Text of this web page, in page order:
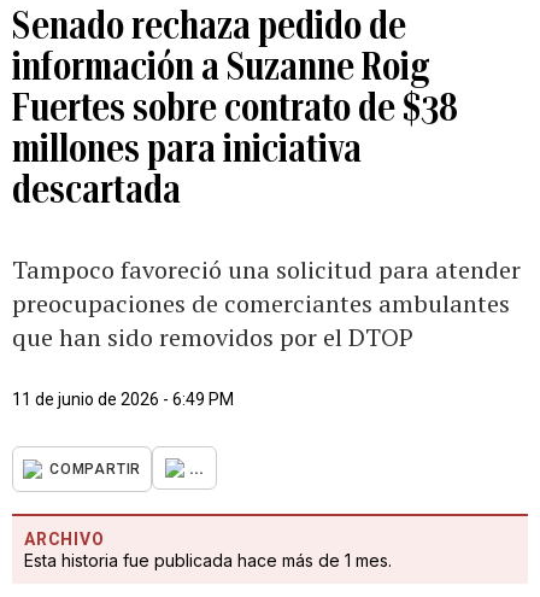
Senado rechaza pedido de
información a Suzanne Roig
Fuertes sobre contrato de $38
millones para iniciativa
descartada
Tampoco favoreció una solicitud para atender
preocupaciones de comerciantes ambulantes
que han sido removidos por el DTOP
11 de junio de 2026 - 6:49 PM
COMPARTIR ...
ARCHIVO
Esta historia fue publicada hace más de 1 mes.